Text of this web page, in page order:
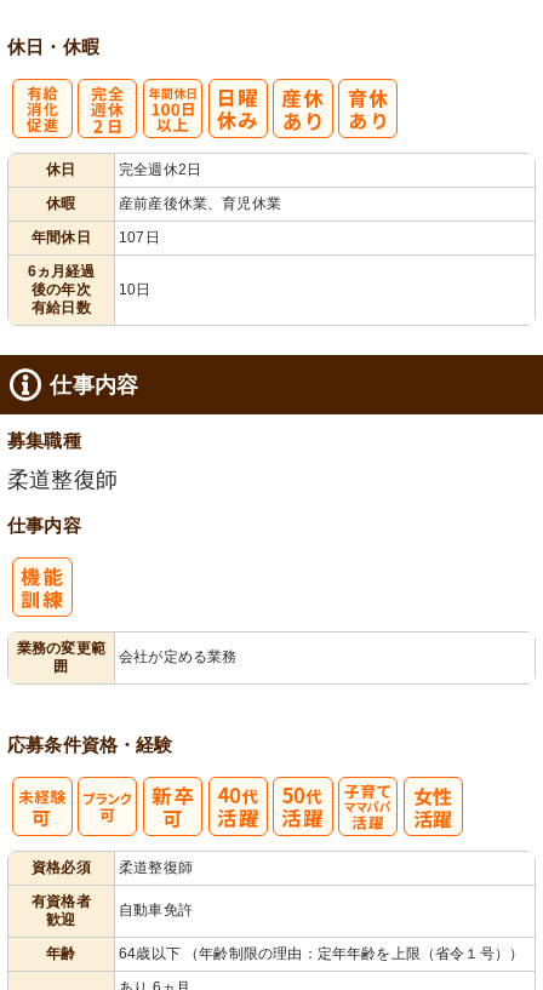
休日・休暇
休日
完全週休2日
休暇
産前産後休業、育児休業
年間休日
107日
6ヵ月経過
後の年次
有給日数
10日
仕事内容
募集職種
柔道整復師
仕事内容
業務の変更範
囲
会社が定める業務
応募条件資格・経験
資格必須
柔道整復師
有資格者
歓迎
自動車免許
年齢
64歳以下 （年齢制限の理由：定年年齢を上限（省令１号））